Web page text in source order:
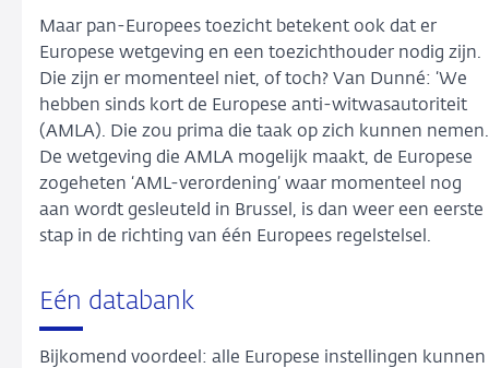
Maar pan-Europees toezicht betekent ook dat er
Europese wetgeving en een toezichthouder nodig zijn.
Die zijn er momenteel niet, of toch? Van Dunné: ‘We
hebben sinds kort de Europese anti-witwasautoriteit
(AMLA). Die zou prima die taak op zich kunnen
De wetgeving die AMLA mogelijk maakt, de Europese
zogeheten ‘AML-verordening’ waar momenteel nog
aan wordt gesleuteld in Brussel, is dan weer een eerste
stap in de richting van één Europees regelstelsel.
Eén databank
Bijkomend voordeel: alle Europese instellingen kunnen